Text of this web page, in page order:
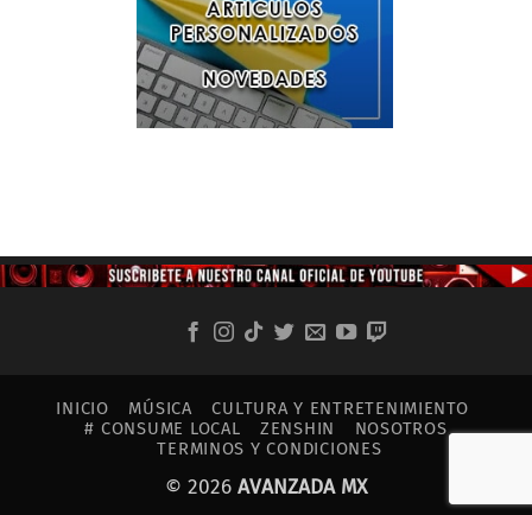
INICIO MÚSICA
CULTURA Y ENTRETENIMIENTO
# CONSUME LOCAL
ZENSHIN
NOSOTROS
TERMINOS Y CONDICIONES
© 2026 AVANZADA MX